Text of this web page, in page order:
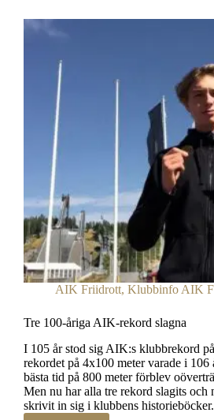
AIK Friidrott, Klubbinfo AIK
Tre 100-åriga AIK-rekord slagna
I 105 år stod sig AIK:s klubbrekord
rekordet på 4x100 meter varade i
bästa tid på 800 meter förblev
Men nu har alla tre rekord slagits och
skrivit in sig i klubbens historieböcker.